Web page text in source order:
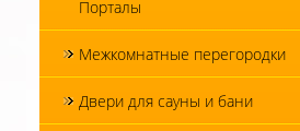
Порталы
Межкомнатные перегородки
Двери для сауны и бани